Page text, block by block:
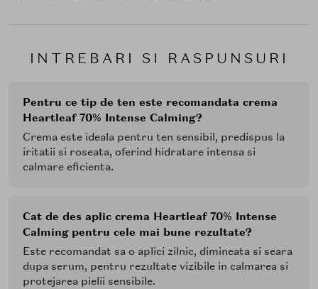
INTREBARI SI RASPUNSURI
Pentru ce tip de ten este recomandata crema
Heartleaf 70% Intense Calming?
Crema este ideala pentru ten sensibil, predispus la
iritatii si roseata, oferind hidratare intensa si
calmare eficienta.
Cat de des aplic crema Heartleaf 70% Intense
Calming pentru cele mai bune rezultate?
Este recomandat sa o aplici zilnic, dimineata si seara
dupa serum, pentru rezultate vizibile in calmarea si
protejarea pielii sensibile.